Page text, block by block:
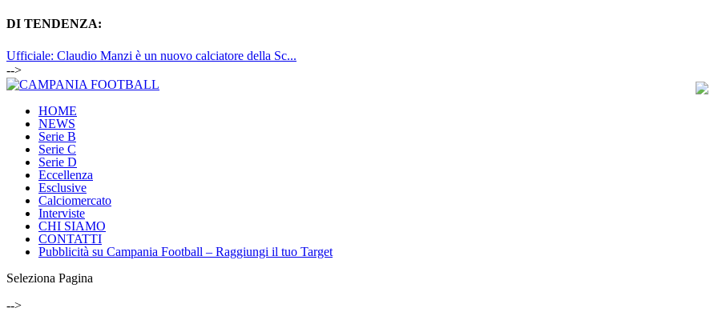
DI TENDENZA:
Ufficiale: Claudio Manzi è un nuovo calciatore della Sc...
-->
HOME
NEWS
Serie B
Serie C
Serie D
Eccellenza
Esclusive
Calciomercato
Interviste
CHI SIAMO
CONTATTI
Pubblicità su Campania Football – Raggiungi il tuo Target
Seleziona Pagina
-->